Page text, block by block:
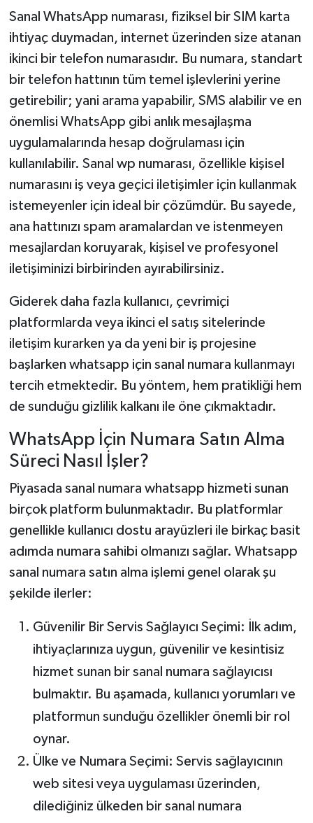
Sanal WhatsApp numarası, fiziksel bir SIM karta
ihtiyaç duymadan, internet üzerinden size atanan
ikinci bir telefon numarasıdır. Bu numara, standart
bir telefon hattının tüm temel işlevlerini yerine
getirebilir; yani arama yapabilir, SMS alabilir ve en
önemlisi WhatsApp gibi anlık mesajlaşma
uygulamalarında hesap doğrulaması için
kullanılabilir. Sanal wp numarası, özellikle kişisel
numarasını iş veya geçici iletişimler için kullanmak
istemeyenler için ideal bir çözümdür. Bu sayede,
ana hattınızı spam aramalardan ve istenmeyen
mesajlardan koruyarak, kişisel ve profesyonel
iletişiminizi birbirinden ayırabilirsiniz.
Giderek daha fazla kullanıcı, çevrimiçi
platformlarda veya ikinci el satış sitelerinde
iletişim kurarken ya da yeni bir iş projesine
başlarken whatsapp için sanal numara kullanmayı
tercih etmektedir. Bu yöntem, hem pratikliği hem
de sunduğu gizlilik kalkanı ile öne çıkmaktadır.
WhatsApp İçin Numara Satın Alma
Süreci Nasıl İşler?
Piyasada sanal numara whatsapp hizmeti sunan
birçok platform bulunmaktadır. Bu platformlar
genellikle kullanıcı dostu arayüzleri ile birkaç basit
adımda numara sahibi olmanızı sağlar. Whatsapp
sanal numara satın alma işlemi genel olarak şu
şekilde ilerler:
Güvenilir Bir Servis Sağlayıcı Seçimi: İlk adım,
ihtiyaçlarınıza uygun, güvenilir ve kesintisiz
hizmet sunan bir sanal numara sağlayıcısı
bulmaktır. Bu aşamada, kullanıcı yorumları ve
platformun sunduğu özellikler önemli bir rol
oynar.
Ülke ve Numara Seçimi: Servis sağlayıcının
web sitesi veya uygulaması üzerinden,
dilediğiniz ülkeden bir sanal numara